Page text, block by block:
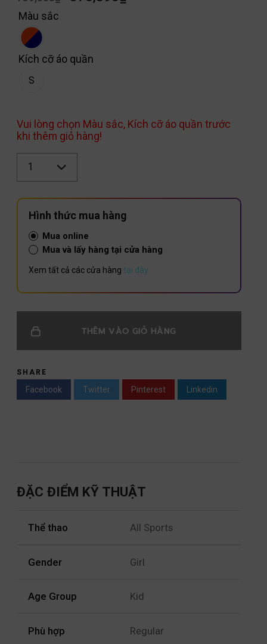
Màu sắc
Kích cỡ áo quần
S
Vui lòng chọn Màu sắc, Kích cỡ áo quần trước
khi thêm giỏ hàng!
Số
lượng
Hình thức mua hàng
Mua online
Mua và lấy hàng tại cửa hàng
Xem tất cả các cửa hàng tại đây
THÊM VÀO GIỎ HÀNG
SHARE
Facebook Twitter Pinterest Linkedin
ĐẶC ĐIỂM KỸ THUẬT
Thể thao All Sports
Gender Girl
Age Group Kid
Phù hợp Regular